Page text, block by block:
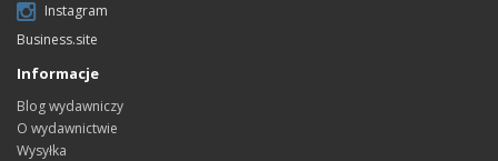
Instagram
Business.site
Informacje
Blog wydawniczy
O wydawnictwie
Wysyłka